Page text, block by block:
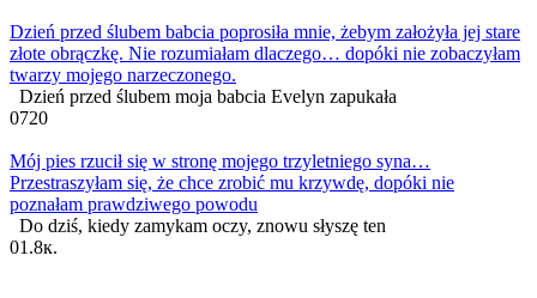
Dzień przed ślubem babcia poprosiła mnie, żebym założyła jej stare
złote obrączkę. Nie rozumiałam dlaczego… dopóki nie zobaczyłam
twarzy mojego narzeczonego.
Dzień przed ślubem moja babcia Evelyn zapukała
0720
Mój pies rzucił się w stronę mojego trzyletniego syna…
Przestraszyłam się, że chce zrobić mu krzywdę, dopóki nie
poznałam prawdziwego powodu
Do dziś, kiedy zamykam oczy, znowu słyszę ten
01.8к.